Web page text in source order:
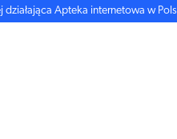
działająca Apteka internetowa w